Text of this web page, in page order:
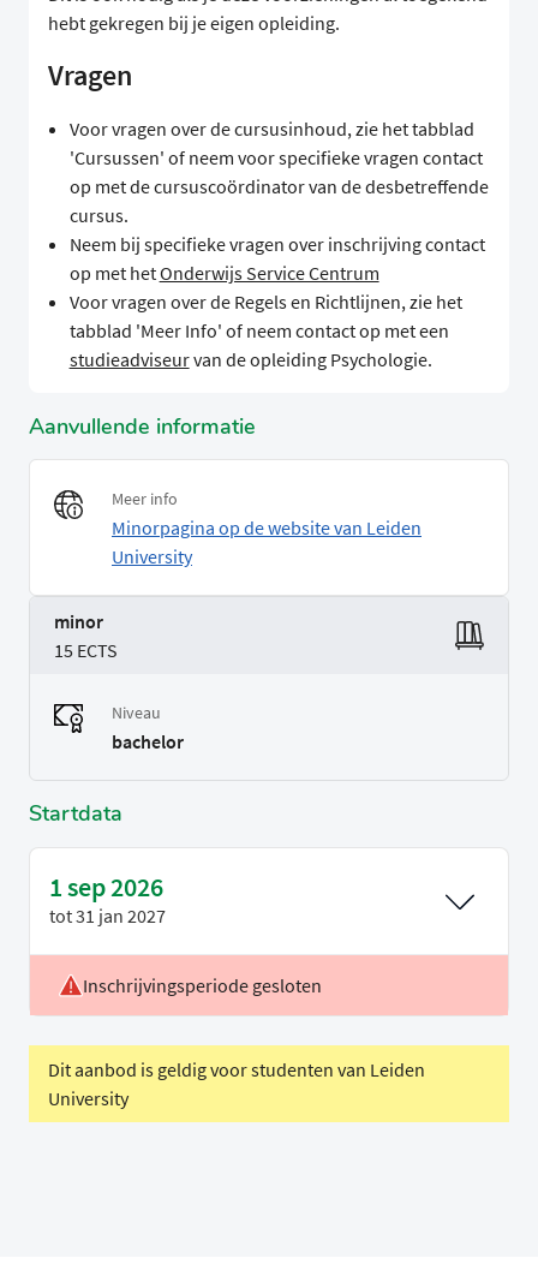
hebt gekregen bij je eigen opleiding.
Vragen
Voor vragen over de cursusinhoud, zie het tabblad
'Cursussen' of neem voor specifieke vragen contact
op met de cursuscoördinator van de desbetreffende
cursus.
Neem bij specifieke vragen over inschrijving contact
op met hetOnderwijs Service Centrum
Voor vragen over de Regels en Richtlijnen, zie het
tabblad 'Meer Info' of neem contact op met een
studieadviseurvan de opleiding Psychologie.
Aanvullende informatie
Meer info
Minorpagina op de website van Leiden
University
minor
15 ECTS
Niveau
bachelor
Startdata
1 sep 2026
tot31 jan 2027
Locatie
Leiden
Inschrijvingsperiode gesloten
Dit aanbod is geldig voor studenten van Leiden
University